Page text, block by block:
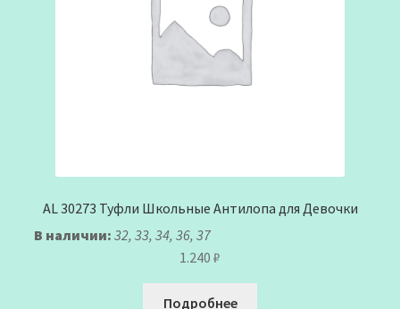
AL 30273 Туфли Школьные Антилопа для Девочки
В наличии: 32, 33, 34, 36, 37
1.240 ₽
Подробнее